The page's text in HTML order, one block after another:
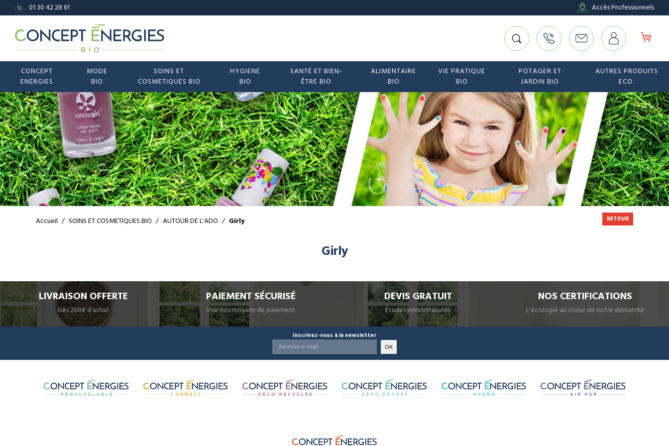
01 30 42 28 61 Accès Professionnels
CONCEPT
ENERGIES
MODE
BIO
SOINS ET
COSMETIQUES BIO
HYGIENE
BIO
SANTÉ ET BIEN-
ÊTRE BIO
ALIMENTAIRE
BIO
VIE PRATIQUE
BIO
POTAGER ET
JARDIN BIO
AUTRES PRODUITS
ECO.
Accueil / SOINS ET COSMETIQUES BIO / AUTOUR DE L'ADO / Girly RETOUR
Girly
LIVRAISON OFFERTE
Dès 200€ d'achat
PAIEMENT SÉCURISÉ
Voir nos moyens de paiement
DEVIS GRATUIT
Études personnalisées
NOS CERTIFICATIONS
L'écologie au coeur de notre démarche
Inscrivez-vous à la newsletter
OK